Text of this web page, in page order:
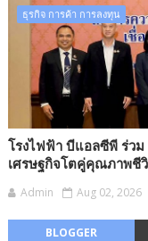
ธุรกิจ การค้า การลงทุน​
โรงไฟฟ้า บีแอลซีพี ร่ว
เศรษฐกิจโตคู่คุณภาพชี
Admin Aug 02, 2026
BLOGGER